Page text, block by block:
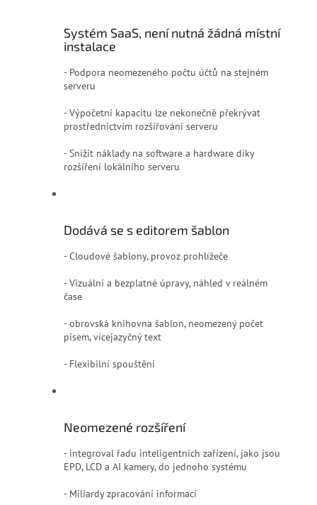
Systém SaaS, není nutná žádná místní
instalace
- Podpora neomezeného počtu účtů na stejném
serveru
- Výpočetní kapacitu lze nekonečně překrývat
prostřednictvím rozšiřování serveru
- Snížit náklady na software a hardware díky
rozšíření lokálního serveru
Dodává se s editorem šablon
- Cloudové šablony, provoz prohlížeče
- Vizuální a bezplatné úpravy, náhled v reálném
čase
- obrovská knihovna šablon, neomezený počet
písem, vícejazyčný text
- Flexibilní spouštění
Neomezené rozšíření
- integroval řadu inteligentních zařízení, jako jsou
EPD, LCD a AI kamery, do jednoho systému
- Miliardy zpracování informací